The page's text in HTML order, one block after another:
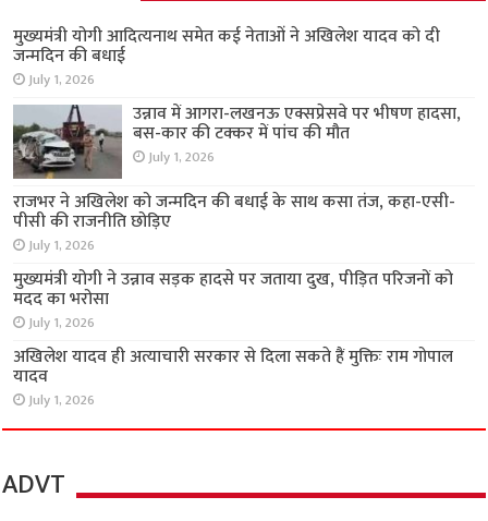
मुख्यमंत्री योगी आदित्यनाथ समेत कई नेताओं ने अखिलेश यादव को दी
जन्मदिन की बधाई
July 1, 2026
उन्नाव में आगरा-लखनऊ एक्सप्रेसवे पर भीषण हादसा,
बस-कार की टक्कर में पांच की मौत
July 1, 2026
राजभर ने अखिलेश को जन्मदिन की बधाई के साथ कसा तंज, कहा-एसी-
पीसी की राजनीति छोड़िए
July 1, 2026
मुख्यमंत्री योगी ने उन्नाव सड़क हादसे पर जताया दुख, पीड़ित परिजनों को
मदद का भरोसा
July 1, 2026
अखिलेश यादव ही अत्याचारी सरकार से दिला सकते हैं मुक्तिः राम गोपाल
यादव
July 1, 2026
ADVT